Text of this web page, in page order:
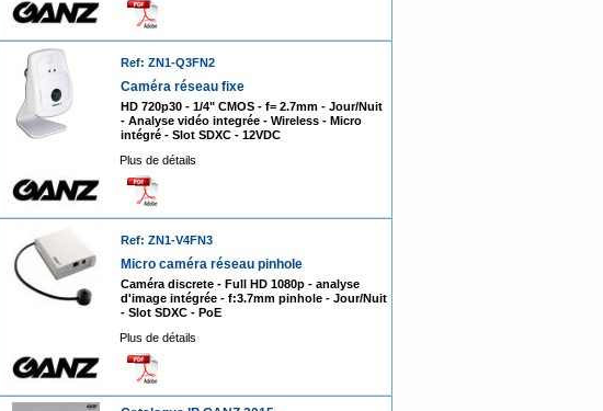
Ref: ZN1-Q3FN2
Caméra réseau fixe
HD 720p30 - 1/4" CMOS - f= 2.7mm - Jour/Nuit
- Analyse vidéo integrée - Wireless - Micro
intégré - Slot SDXC - 12VDC
Plus de détails
Ref: ZN1-V4FN3
Micro caméra réseau pinhole
Caméra discrete - Full HD 1080p - analyse
d'image intégrée - f:3.7mm pinhole - Jour/Nuit
- Slot SDXC - PoE
Plus de détails